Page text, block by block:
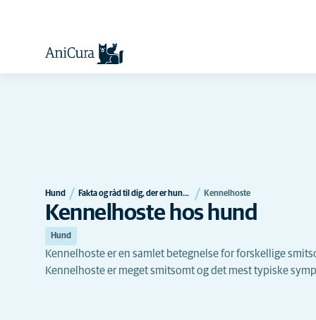
Hund Fakta og råd til dig, der er hundeejer Kennelhoste
Kennelhoste hos hund
Hund
Kennelhoste er en samlet betegnelse for forskellige
Kennelhoste er meget smitsomt og det mest typiske